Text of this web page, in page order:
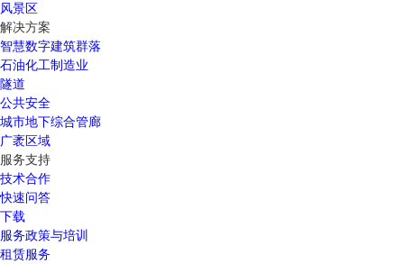
风景区
解决方案
智慧数字建筑群落
石油化工制造业
隧道
公共安全
城市地下综合管廊
广袤区域
服务支持
技术合作
快速问答
下载
服务政策与培训
租赁服务